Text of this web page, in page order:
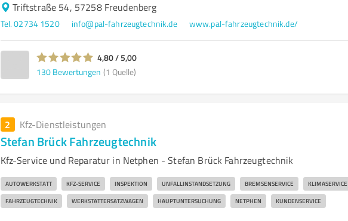
Triftstraße 54, 57258 Freudenberg
Tel. 02734 1520 info@pal-fahrzeugtechnik.de www.pal-fahrzeugtechnik.de/
4,80 / 5,00
130 Bewertungen (1 Quelle)
2 Kfz-Dienstleistungen
Stefan Brück Fahrzeugtechnik
Kfz-Service und Reparatur in Netphen - Stefan Brück Fahrzeugtechnik
AUTOWERKSTATT KFZ-SERVICE INSPEKTION UNFALLINSTANDSETZUNG BREMSENSERVICE KLIMASERVICE
FAHRZEUGTECHNIK WERKSTATTERSATZWAGEN HAUPTUNTERSUCHUNG NETPHEN KUNDENSERVICE